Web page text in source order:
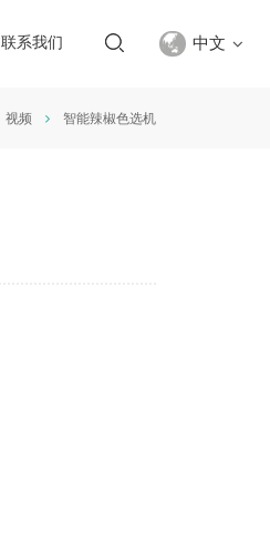
联系我们 中文
视频 智能辣椒色选机